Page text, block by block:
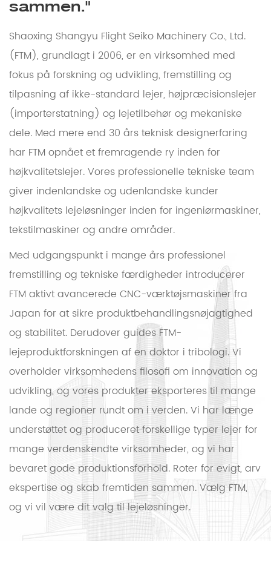
sammen."
Shaoxing Shangyu Flight Seiko Machinery Co., Ltd.
(FTM), grundlagt i 2006, er en virksomhed med
fokus på forskning og udvikling, fremstilling og
tilpasning af ikke-standard lejer, højpræcisionslejer
(importerstatning) og lejetilbehør og mekaniske
dele. Med mere end 30 års teknisk designerfaring
har FTM opnået et fremragende ry inden for
højkvalitetslejer. Vores professionelle tekniske team
giver indenlandske og udenlandske kunder
højkvalitets lejeløsninger inden for ingeniørmaskiner,
tekstilmaskiner og andre områder.
Med udgangspunkt i mange års professionel
fremstilling og tekniske færdigheder introducerer
FTM aktivt avancerede CNC-værktøjsmaskiner fra
Japan for at sikre produktbehandlingsnøjagtighed
og stabilitet. Derudover guides FTM-
lejeproduktforskningen af ​​en doktor i tribologi. Vi
overholder virksomhedens filosofi om innovation og
udvikling, og vores produkter eksporteres til mange
lande og regioner rundt om i verden. Vi har længe
understøttet og produceret forskellige typer lejer for
mange verdenskendte virksomheder, og vi har
bevaret gode produktionsforhold. Roter for evigt, arv
ekspertise og skab fremtiden sammen. Vælg FTM,
og vi vil være dit valg til lejeløsninger.